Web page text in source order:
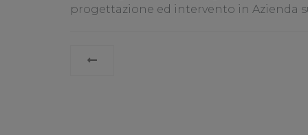
progettazione ed intervento in Azienda
LEGGI